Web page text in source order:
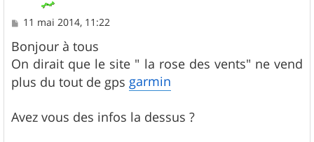
M
s
s
a
g
e
11 mai 2014, 11:22
Bonjour à tous
On dirait que le site " la rose des vents" ne vend
plus du tout de gps garmin
Avez vous des infos la dessus ?